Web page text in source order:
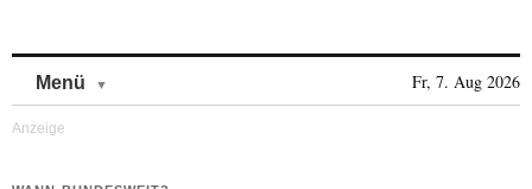
Menü Fr, 7. Aug 2026